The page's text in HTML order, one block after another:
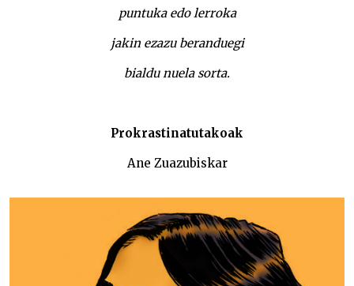
puntuka edo lerroka
jakin ezazu beranduegi
bialdu nuela sorta.
Prokrastinatutakoak
Ane Zuazubiskar